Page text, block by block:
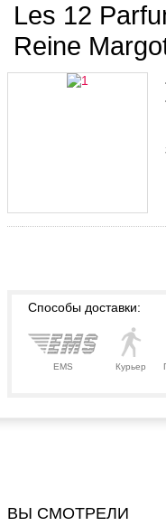
Les 12
Reine
Способы доставки:
EMS Курьер
ВЫ СМОТРЕЛИ